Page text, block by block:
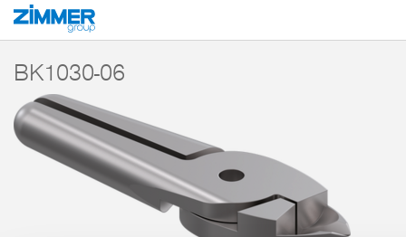
Start Producten
BK1030-06